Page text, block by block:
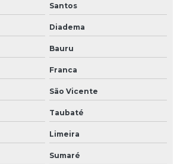
Santos
Diadema
Bauru
Franca
São Vicente
Taubaté
Limeira
Sumaré